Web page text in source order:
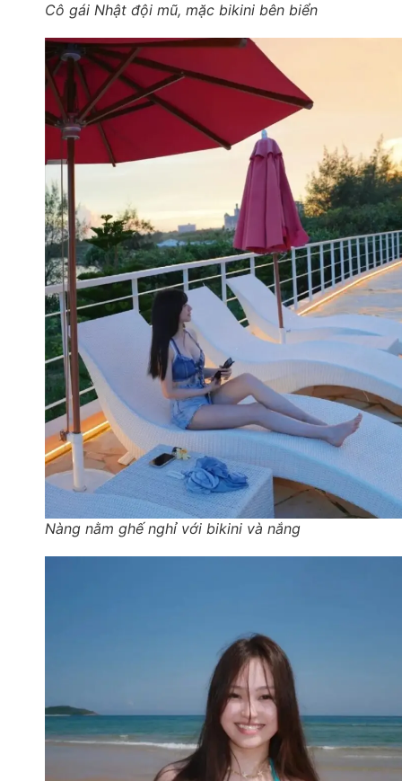
Cô gái Nhật đội mũ, mặc bikini bên biển
Nàng nằm ghế nghỉ với bikini và nắng